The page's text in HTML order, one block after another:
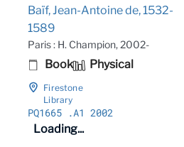
Baïf, Jean-Antoine de, 1532-
1589
Paris : H. Champion, 2002-
Book Physical
Firestone
Library
PQ1665 .A1 2002
Loading...